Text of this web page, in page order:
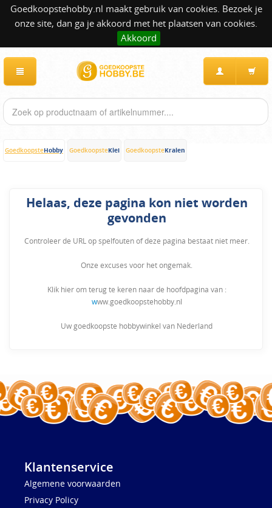
Goedkoopstehobby.nl maakt gebruik van cookies. Bezoek je
onze site, dan ga je akkoord met het plaatsen van cookies.
Akkoord
GoedkoopsteHobby GoedkoopsteKlei GoedkoopsteKralen
Helaas, deze pagina kon niet worden
gevonden
Controleer de URL op spelfouten of deze pagina bestaat niet meer.
Onze excuses voor het ongemak.
Klik hier om terug te keren naar de hoofdpagina van :
www.goedkoopstehobby.nl
Uw goedkoopste hobbywinkel van Nederland
Klantenservice
Algemene voorwaarden
Privacy Policy